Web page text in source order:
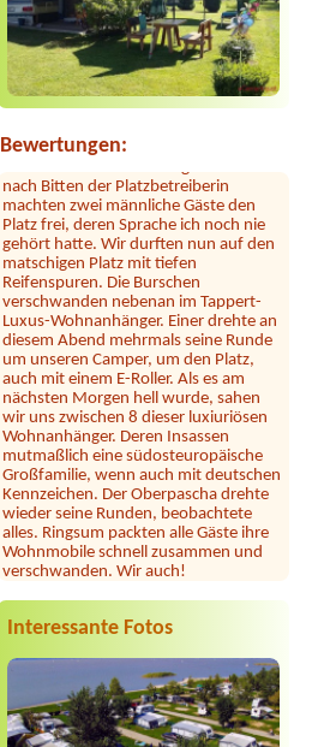
Bewertungen:
Sylvia Vodel ***
Die Bilder mit dem See täuschen. Der
See liegt ein Stück entfernt. Dafür ist
das Camping nah an der Autobahn.
Der Hammer kommt jetzt: dort hauste
war mit 2 Kleinbussen zugestellt. Erst
nach Bitten der Platzbetreiberin
machten zwei männliche Gäste den
Platz frei, deren Sprache ich noch nie
gehört hatte. Wir durften nun auf den
matschigen Platz mit tiefen
Reifenspuren. Die Burschen
verschwanden nebenan im Tappert-
Luxus-Wohnanhänger. Einer drehte an
diesem Abend mehrmals seine Runde
um unseren Camper, um den Platz,
auch mit einem E-Roller. Als es am
nächsten Morgen hell wurde, sahen
wir uns zwischen 8 dieser luxiuriösen
Wohnanhänger. Deren Insassen
mutmaßlich eine südosteuropäische
Großfamilie, wenn auch mit deutschen
Kennzeichen. Der Oberpascha drehte
wieder seine Runden, beobachtete
alles. Ringsum packten alle Gäste ihre
Wohnmobile schnell zusammen und
verschwanden. Wir auch!
Julia*****
Dieser Campingplatz ist wunderschön
gelegen direkt am See mit großer
Liegewiese und tollem Seezugang. Die
Sanitäranlagen sind sehr großzügig und
sauber. Seit heuer gibt es samstags
Feuerkörbe und Stockbrot am Strand
... unsere Kinder und auch wir
Erwachsene waren begeistert! Hier
Interessante Fotos